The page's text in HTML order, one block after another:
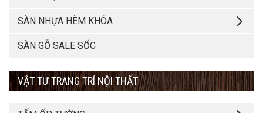
SÀN NHỰA HÈM KHÓA
SÀN GỖ SALE SỐC
VẬT TƯ TRANG TRÍ NỘI THẤT